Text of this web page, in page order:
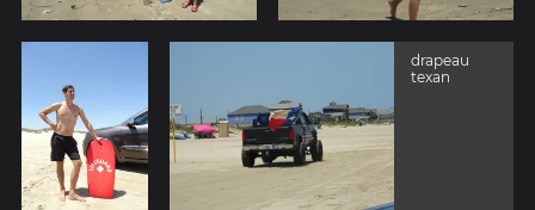
drapeau
texan